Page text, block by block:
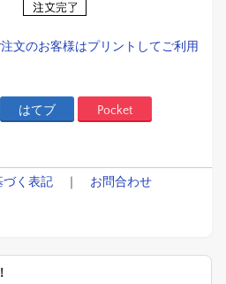
文のお客様はプリントしてご利用
はてブ Pocket
づく表記 お問合わせ